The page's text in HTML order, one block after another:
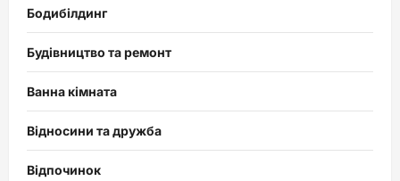
Бодибілдинг
Будівництво та ремонт
Ванна кімната
Відносини та дружба
Відпочинок